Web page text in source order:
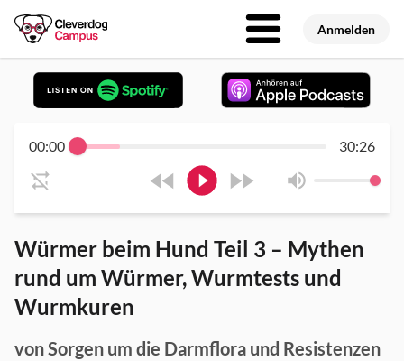
Anmelden
Würmer beim Hund Teil 3 – Mythen
rund um Würmer, Wurmtests und
Wurmkuren
von Sorgen um die Darmflora und Resistenzen
00:00 30:26